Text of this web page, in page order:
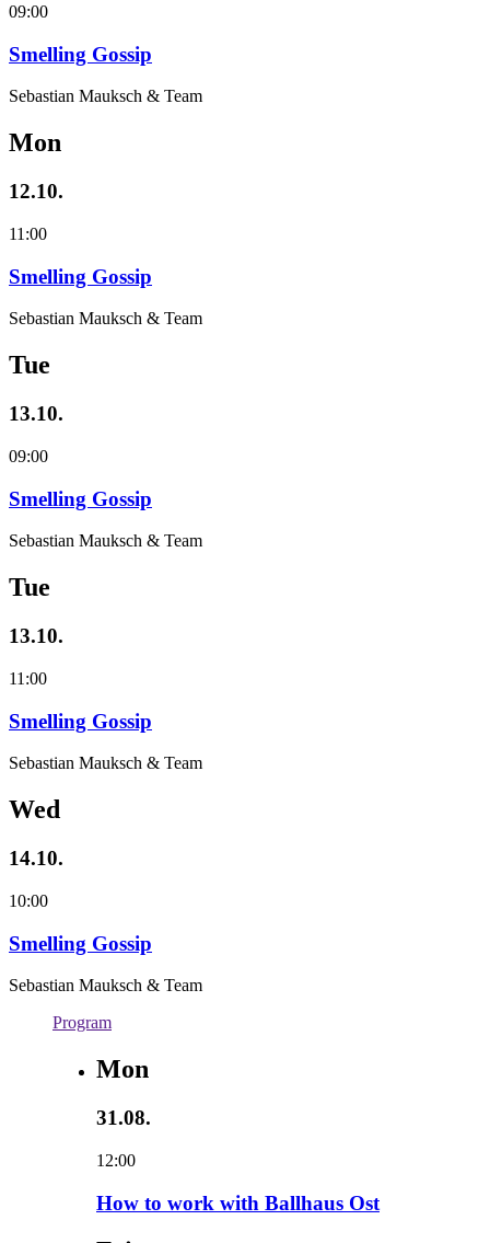
09:00
Smelling Gossip
Sebastian Mauksch & Team
Mon
12.10.
11:00
Smelling Gossip
Sebastian Mauksch & Team
Tue
13.10.
09:00
Smelling Gossip
Sebastian Mauksch & Team
Tue
13.10.
11:00
Smelling Gossip
Sebastian Mauksch & Team
Wed
14.10.
10:00
Smelling Gossip
Sebastian Mauksch & Team
Program
Mon
31.08.
12:00
How to work with Ballhaus Ost